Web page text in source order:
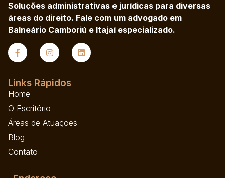
Soluções administrativas e jurídicas para diversas
áreas do direito. Fale com um advogado em
Balneário Camboriú e Itajaí especializado.
Links Rápidos
Home
O Escritório
Áreas de Atuações
Blog
Contato